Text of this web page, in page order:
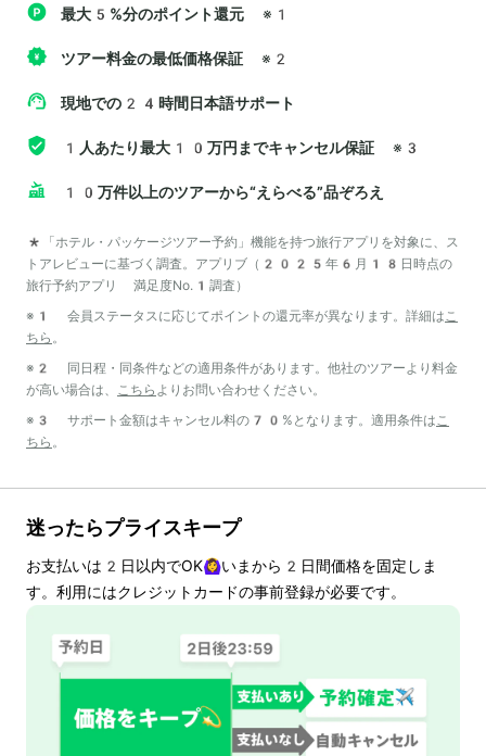
最大5%分のポイント還元 ※1
ツアー料金の最低価格保証 ※2
現地での24時間日本語サポート
1人あたり最大10万円までキャンセル保証 ※3
10万件以上のツアーから“えらべる”品ぞろえ
*「ホテル・パッケージツアー予約」機能を持つ旅行アプリを対象に、ス
トアレビューに基づく調査。アプリブ（2025年6月18日時点の
旅行予約アプリ 満足度No.1調査）
※1 会員ステータスに応じてポイントの還元率が異なります。詳細はこ
ちら 。
※2 同日程・同条件などの適用条件があります。他社のツアーより料金
が高い場合は、 こちら よりお問い合わせください。
※3 サポート金額はキャンセル料の70%となります。適用条件はこ
ちら 。
迷ったらプライスキープ
お支払いは 2 日以内でOK🙆‍♀️いまから 2 日間価格を固定しま
す。利用にはクレジットカードの事前登録が必要です。